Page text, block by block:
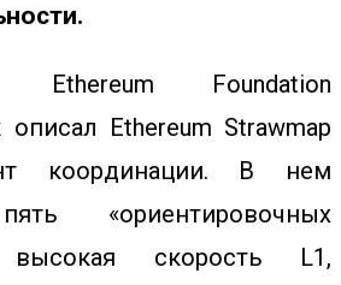
Ethereum Foundation
Ethereum Strawmap
координации. В нем
«ориентировочных
высокая скорость L1,